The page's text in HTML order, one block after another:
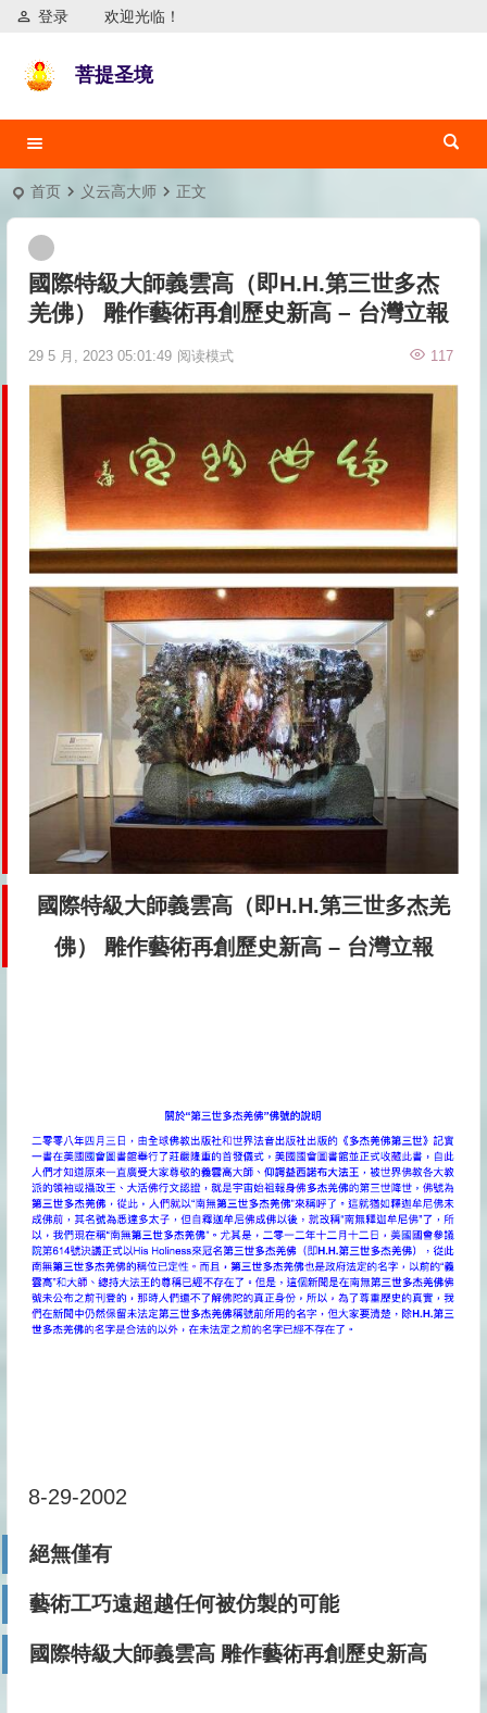
欢迎光临！
登录
菩提圣境
首页 义云高大师 正文
國際特級大師義雲高（即H.H.第三世多杰
羌佛） 雕作藝術再創歷史新高 – 台灣立報
29 5 月, 2023 05:01:49 117
阅读模式
國際特級大師義雲高（即H.H.第三世多杰羌
佛）
雕作藝術再創歷史新高 – 台灣立報
8-29-2002
絕無僅有
藝術工巧遠超越任何被仿製的可能
國際特級大師義雲高雕作藝術再創歷史新高